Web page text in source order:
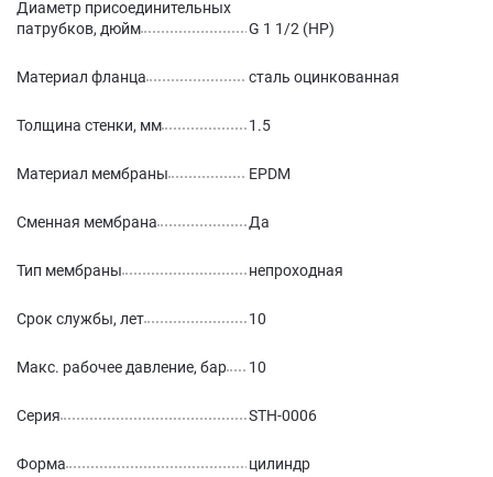
Диаметр присоединительных
патрубков, дюйм
G 1 1/2 (НР)
Материал фланца сталь оцинкованная
Толщина стенки, мм 1.5
Материал мембраны EPDM
Сменная мембрана Да
Тип мембраны непроходная
Срок службы, лет 10
Макс. рабочее давление, бар 10
Серия STH-0006
Форма цилиндр